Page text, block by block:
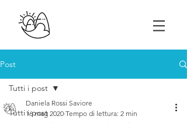
Post
Tutti i post
Tutti i post
Daniela Rossi Saviore
16 mag 2020 Tempo di lettura: 2 min